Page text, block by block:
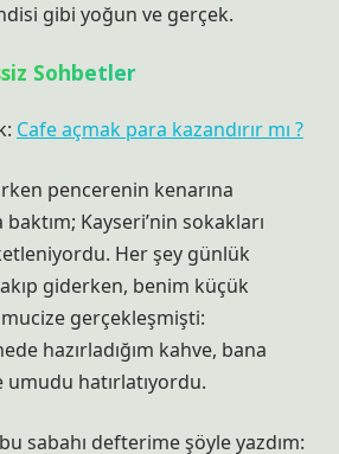
gibi yoğun ve gerçek.
Sohbetler
Cafe açmak para kazandırır mı ?
pencerenin kenarına
Kayseri’nin sokakları
Her şey günlük
giderken, benim küçük
gerçekleşmişti:
hazırladığım kahve, bana
umudu hatırlatıyordu.
sabahı defterime şöyle yazdım: